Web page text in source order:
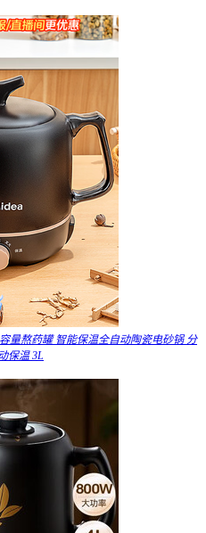
量熬药罐 智能保温全自动陶瓷电砂锅 分
保温 3L